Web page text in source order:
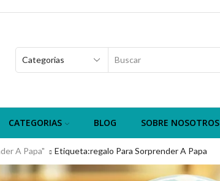
CATEGORIAS BLOG SOBRE NOSOTROS
A Papa" Etiqueta:regalo Para Sorprender A Papa